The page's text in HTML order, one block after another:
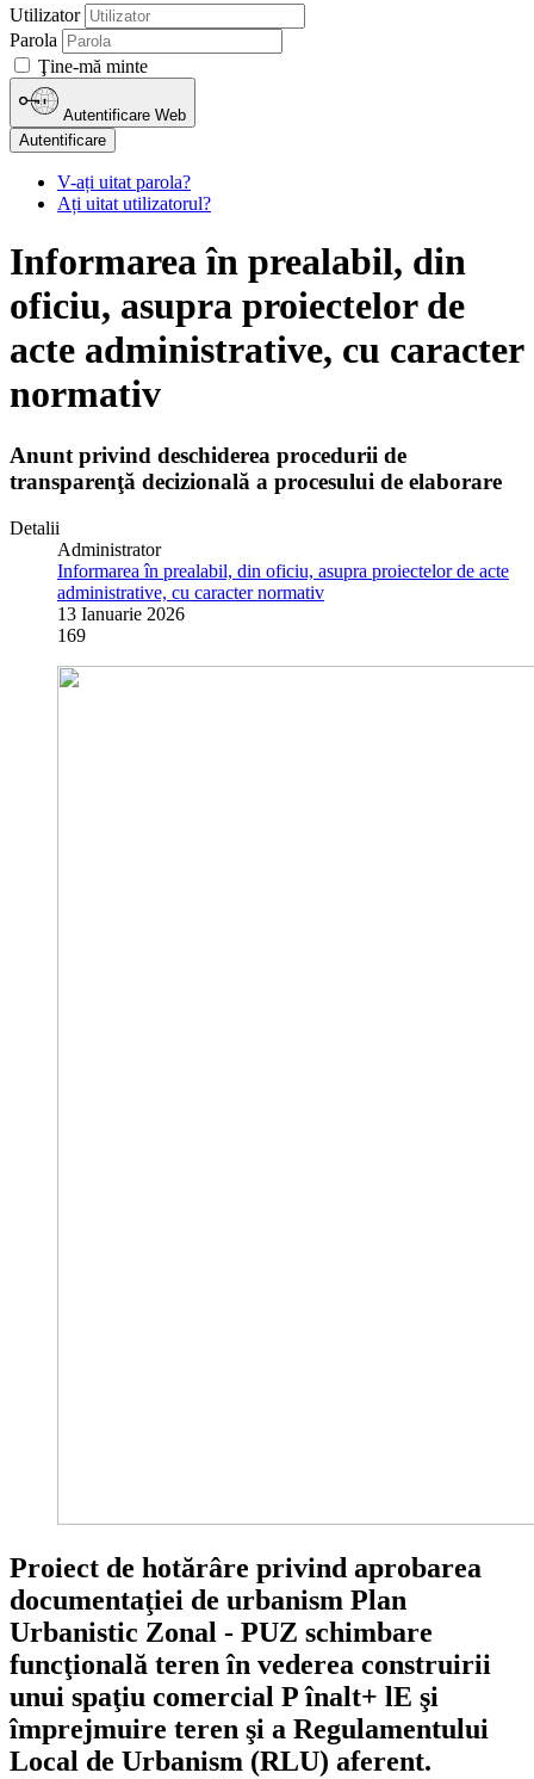
Utilizator
Parola
Ţine-mă minte
Autentificare Web
Autentificare
V-ați uitat parola?
Ați uitat utilizatorul?
Informarea în prealabil, din
oficiu, asupra proiectelor de
acte administrative, cu caracter
normativ
Anunt privind deschiderea procedurii de
transparenţă decizională a procesului de elaborare
Detalii
Administrator
Informarea în prealabil, din oficiu, asupra proiectelor de acte
administrative, cu caracter normativ
13 Ianuarie 2026
169
Proiect de hotărâre privind aprobarea
documentaţiei de urbanism Plan
Urbanistic Zonal - PUZ schimbare
funcţională teren în vederea construirii
unui spaţiu comercial P înalt+ lE şi
împrejmuire teren şi a Regulamentului
Local de Urbanism (RLU) aferent.